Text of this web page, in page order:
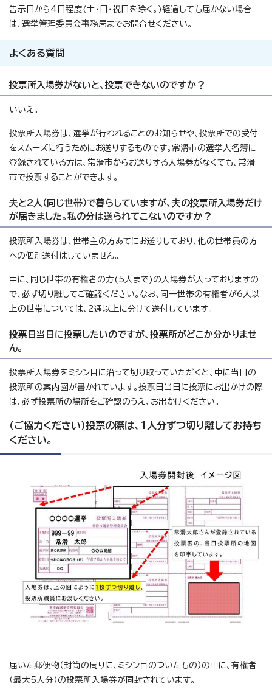
告示日から4日程度(土・日・祝日を除く。)経過しても届かない場合
は、選挙管理委員会事務局までお問合せください。
よくある質問
投票所入場券がないと、投票できないのですか？
いいえ。
投票所入場券は、選挙が行われることのお知らせや、投票所での受付
をスムーズに行うためにお送りするものです。常滑市の選挙人名簿に
登録されている方は、常滑市からお送りする入場券がなくても、常滑
市で投票することができます。
夫と2人（同じ世帯）で暮らしていますが、夫の投票所入場券だけ
が届きました。私の分は送られてこないのですか？
投票所入場券は、世帯主の方あてにお送りしており、他の世帯員の方
への個別送付はしていません。
中に、同じ世帯の有権者の方(5人まで)の入場券が入っておりますの
で、必ず切り離してご確認ください。なお、同一世帯の有権者が6人以
上の世帯については、2通以上に分けて送付しています。
投票日当日に投票したいのですが、投票所がどこか分かりませ
ん。
投票所入場券をミシン目に沿って切り取っていただくと、中に当日の
投票所の案内図が書かれています。投票日当日に投票にお出かけの際
は、必ず投票所の場所をご確認のうえ、お出かけください。
（ご協力ください）投票の際は、1人分ずつ切り離してお持ち
ください。
届いた郵便物（封筒の周りに、ミシン目のついたもの）の中に、有権者
（最大5人分）の投票所入場券が同封されています。